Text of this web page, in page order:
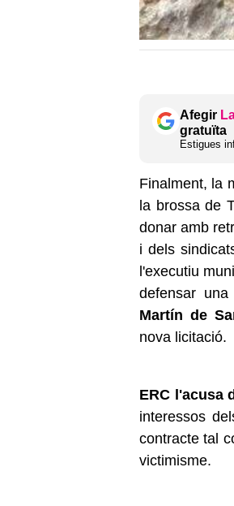
Afegir
gratuïta
Estigues
Finalment, la
la brossa de
donar amb
i dels
l'executiu
defensar
Martín de
nova licitació.
ERC l'acusa
interessos
contracte tal
victimisme.